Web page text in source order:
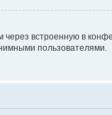
встроенную в
пользователями.